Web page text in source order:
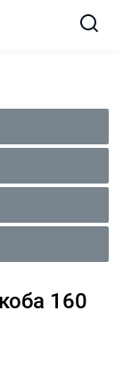
160